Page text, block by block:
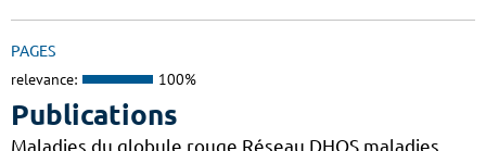
PAGES
relevance: 100%
Publications
Maladies du globule rouge Réseau DHOS maladies